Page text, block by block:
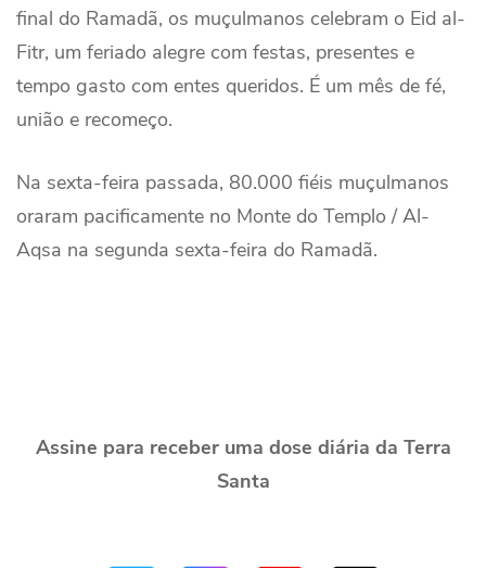
final do Ramadã, os muçulmanos celebram o Eid al-
Fitr, um feriado alegre com festas, presentes e
tempo gasto com entes queridos. É um mês de fé,
união e recomeço.
Na sexta-feira passada, 80.000 fiéis muçulmanos
oraram pacificamente no Monte do Templo / Al-
Aqsa na segunda sexta-feira do Ramadã.
Assine para receber uma dose diária da Terra
Santa